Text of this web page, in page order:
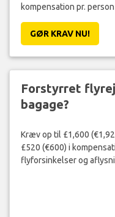
kompensation pr.
GØR KRAV NU!
Forstyrret
bagage?
Kræv op til £1,600
£520 (€600) i
flyforsinkelser og